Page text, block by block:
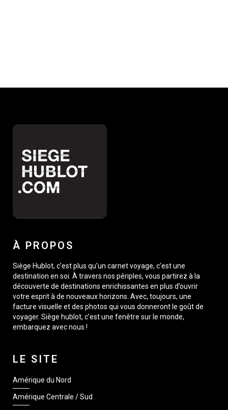
À PROPOS
Siège Hublot, c’est plus qu’un carnet voyage, c’est une
destination en soi. À travers nos périples, vous partirez à la
découverte de destinations enrichissantes en plus d’ouvrir
votre esprit à de nouveaux horizons. Avec, toujours, une
facture visuelle et des photos qui vous donneront le goût de
voyager. Siège hublot, c’est une fenêtre sur le monde,
embarquez avec nous !
LE SITE
Amérique du Nord
Amérique Centrale / Sud